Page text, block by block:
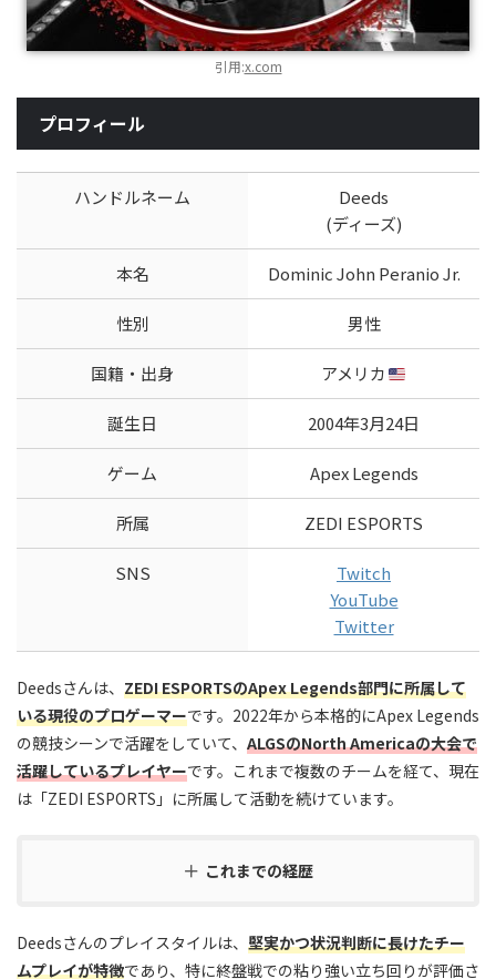
引用:x.com
プロフィール
ハンドルネーム
Deeds
(ディーズ)
本名 Dominic John Peranio Jr.
性別 男性
国籍・出身 アメリカ
誕生日 2004年3月24日
ゲーム Apex Legends
所属 ZEDI ESPORTS
SNS
Twitch
YouTube
Twitter
Deedsさんは、 ZEDI ESPORTSのApex Legends部門に所属して
いる現役のプロゲーマーです。2022年から本格的にApex Legends
の競技シーンで活躍をしていて、 ALGSのNorth Americaの大会で
活躍しているプレイヤーです。これまで複数のチームを経て、現在
は「ZEDI ESPORTS」に所属して活動を続けています。
これまでの経歴
Deedsさんのプレイスタイルは、 堅実かつ状況判断に長けたチー
ムプレイが特徴であり、特に終盤戦での粘り強い立ち回りが評価さ